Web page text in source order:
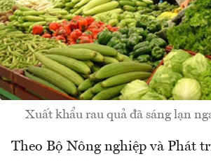
Xuất khẩu rau quả đã sáng lạn
Theo Bộ Nông nghiệp và Phát